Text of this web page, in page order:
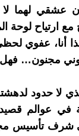
عشقي لهما
ارتياح لوحة
هذا أنا،
مجنون…
لا حدود
في عوالم
لي شرف تأسيس